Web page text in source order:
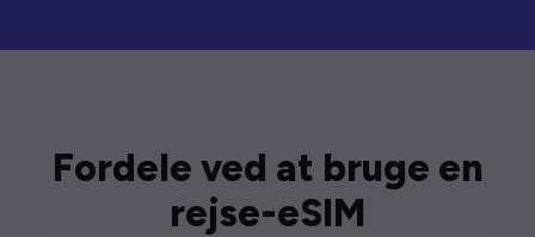
Fordele ved at bruge en
rejse-eSIM